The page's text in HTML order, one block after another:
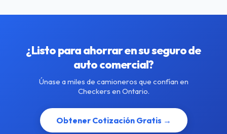
¿Listo para ahorrar en su seguro de
auto comercial?
Únase a miles de camioneros que confían en
Checkers en Ontario.
Obtener Cotización Gratis →